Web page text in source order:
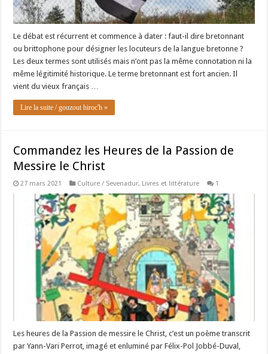
Le débat est récurrent et commence à dater : faut-il dire bretonnant
ou brittophone pour désigner les locuteurs de la langue bretonne ?
Les deux termes sont utilisés mais n’ont pas la même connotation ni la
même légitimité historique. Le terme bretonnant est fort ancien. Il
vient du vieux français …
Lire la suite / gouzout hiroc'h »
Commandez les Heures de la Passion de
Messire le Christ
27 mars 2021 Culture / Sevenadur, Livres et littérature 1
Les heures de la Passion de messire le Christ, c’est un poème transcrit
par Yann-Vari Perrot, imagé et enluminé par Félix-Pol Jobbé-Duval,